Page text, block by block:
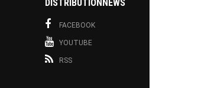
DISTRIBUTIONNEWS
FACEBOOK
YOUTUBE
RSS